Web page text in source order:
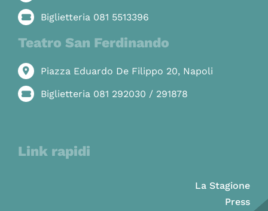
Biglietteria 081 5513396
Teatro San Ferdinando
Piazza Eduardo De Filippo 20, Napoli
Biglietteria 081 292030 / 291878
Link rapidi
La Stagione
Press